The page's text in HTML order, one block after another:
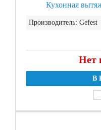
Кухонная
Производитель: Gefest
Нет
В